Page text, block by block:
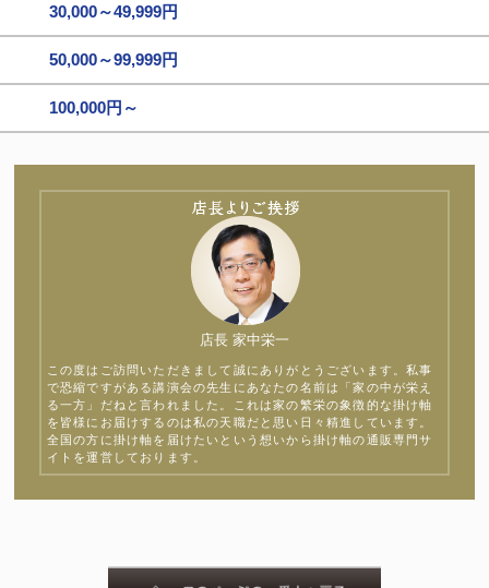
30,000～49,999円
50,000～99,999円
100,000円～
店長 家中栄一
この度はご訪問いただきまして誠にありがとうございます。私事
で恐縮ですがある講演会の先生にあなたの名前は「家の中が栄え
る一方」だねと言われました。これは家の繁栄の象徴的な掛け軸
を皆様にお届けするのは私の天職だと思い日々精進しています。
全国の方に掛け軸を届けたいという想いから掛け軸の通販専門サ
イトを運営しております。